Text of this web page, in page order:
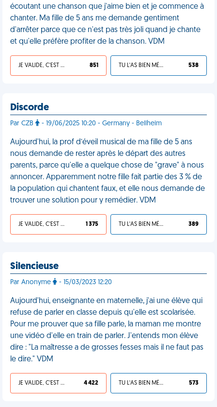
écoutant une chanson que j'aime bien et je commence à
chanter. Ma fille de 5 ans me demande gentiment
d'arrêter parce que ce n'est pas très joli quand je chante
et qu'elle préfère profiter de la chanson. VDM
JE VALIDE, C'EST UNE VDM 851 TU L'AS BIEN MÉRITÉ 538
Discorde
Par CZB - 19/06/2025 10:20 - Germany - Bellheim
Aujourd'hui, la prof d’éveil musical de ma fille de 5 ans
nous demande de rester après le départ des autres
parents, parce qu'elle a quelque chose de "grave" à nous
annoncer. Apparemment notre fille fait partie des 3 % de
la population qui chantent faux, et elle nous demande de
trouver une solution pour y remédier. VDM
JE VALIDE, C'EST UNE VDM 1 375 TU L'AS BIEN MÉRITÉ 389
Silencieuse
Par Anonyme - 15/03/2023 12:20
Aujourd'hui, enseignante en maternelle, j'ai une élève qui
refuse de parler en classe depuis qu'elle est scolarisée.
Pour me prouver que sa fille parle, la maman me montre
une vidéo d'elle en train de parler. J'entends mon élève
dire : "La maîtresse a de grosses fesses mais il ne faut pas
le dire." VDM
JE VALIDE, C'EST UNE VDM 4 422 TU L'AS BIEN MÉRITÉ 573